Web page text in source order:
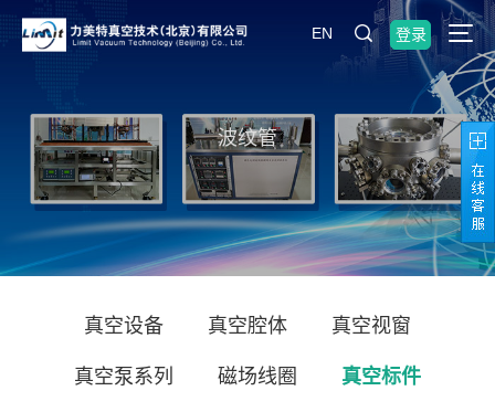
EN 登录
波纹管
真空设备 真空腔体 真空视窗
真空泵系列 磁场线圈 真空标件